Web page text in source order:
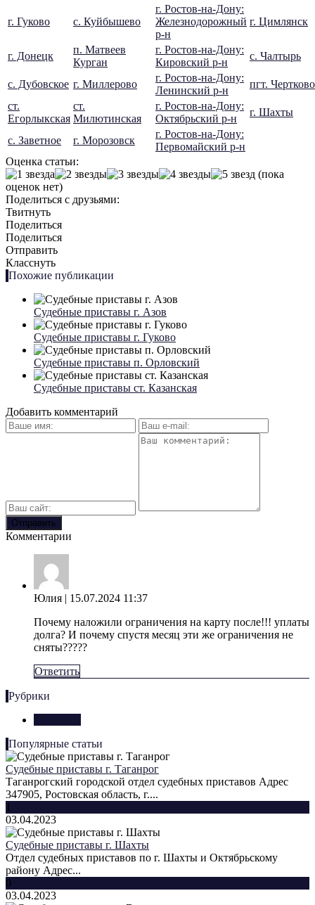
г. Гуково с. Куйбышево
г. Ростов-на-Дону:
Железнодорожный
р-н
г. Цимлянск
г. Донецк
п. Матвеев
Курган
г. Ростов-на-Дону:
Кировский р-н
с. Чалтырь
с. Дубовское г. Миллерово
г. Ростов-на-Дону:
Ленинский р-н
пгт. Чертково
ст.
Егорлыкская
ст.
Милютинская
г. Ростов-на-Дону:
Октябрьский р-н
г. Шахты
с. Заветное г. Морозовск
г. Ростов-на-Дону:
Первомайский р-н
Оценка статьи:
(пока
оценок нет)
Поделиться с друзьями:
Твитнуть
Поделиться
Поделиться
Отправить
Класснуть
Похожие публикации
Судебные приставы г. Азов
Судебные приставы г. Гуково
Судебные приставы п. Орловский
Судебные приставы ст. Казанская
Добавить комментарий
Комментарии
Юлия | 15.07.2024 11:37
Почему наложили ограничения на карту после!!! уплаты
долга? И почему спустя месяц эти же ограничения не
сняты?????
Ответить
Рубрики
Популярные статьи
Судебные приставы г. Таганрог
Таганрогский городской отдел судебных приставов Адрес
347905, Ростовская область, г....
1
03.04.2023
Судебные приставы г. Шахты
Отдел судебных приставов по г. Шахты и Октябрьскому
району Адрес...
0
03.04.2023